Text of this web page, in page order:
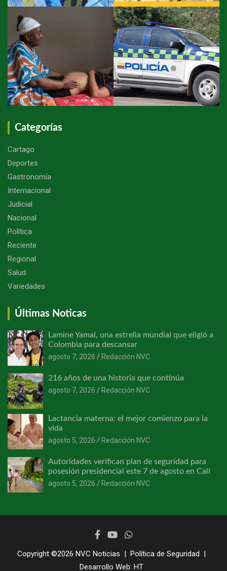
Categorías
Cartago
Deportes
Gastronomía
Internacional
Judicial
Nacional
Política
Reciente
Regional
Salud
Variedades
Últimas Noticas
Lamine Yamal, una estrella mundial que eligió a
Colombia para descansar
agosto 7, 2026
Redacción NVC
216 años de una historia que continúa
agosto 7, 2026
Redacción NVC
Lactancia materna: el mejor comienzo para la
vida
agosto 5, 2026
Redacción NVC
Autoridades verifican plan de seguridad para
posesión presidencial este 7 de agosto en Cali
agosto 5, 2026
Redacción NVC
Copyright ©2026 NVC Noticias
Política de Seguridad
Desarrollo Web: HT